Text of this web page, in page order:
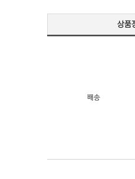
배송